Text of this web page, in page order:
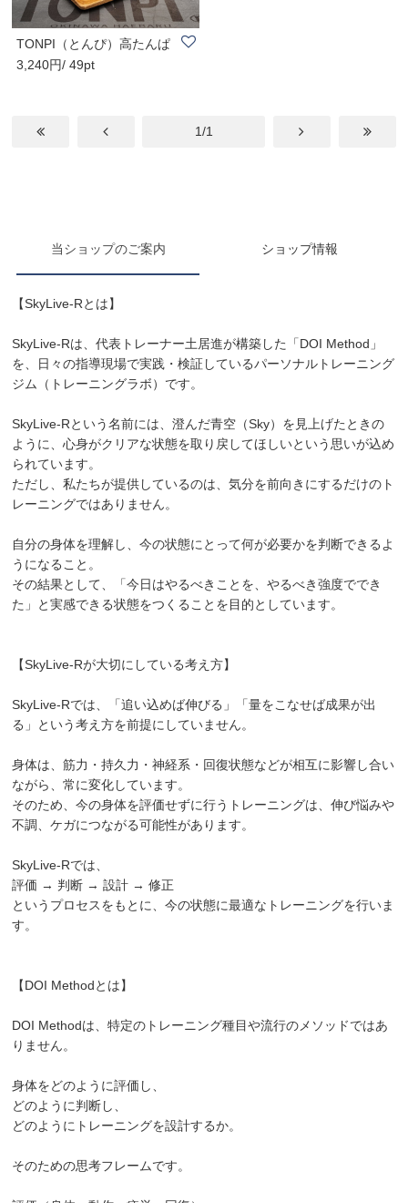
TONPI（とんぴ）高たんぱ
く低糖質食品６..
3,240円/ 49pt
1/1
当ショップのご案内 ショップ情報
【SkyLive-Rとは】
SkyLive-Rは、代表トレーナー土居進が構築した「DOI Method」
を、日々の指導現場で実践・検証しているパーソナルトレーニング
ジム（トレーニングラボ）です。
SkyLive-Rという名前には、澄んだ青空（Sky）を見上げたときの
ように、心身がクリアな状態を取り戻してほしいという思いが込め
られています。
ただし、私たちが提供しているのは、気分を前向きにするだけのト
レーニングではありません。
自分の身体を理解し、今の状態にとって何が必要かを判断できるよ
うになること。
その結果として、「今日はやるべきことを、やるべき強度ででき
た」と実感できる状態をつくることを目的としています。
【SkyLive-Rが大切にしている考え方】
SkyLive-Rでは、「追い込めば伸びる」「量をこなせば成果が出
る」という考え方を前提にしていません。
身体は、筋力・持久力・神経系・回復状態などが相互に影響し合い
ながら、常に変化しています。
そのため、今の身体を評価せずに行うトレーニングは、伸び悩みや
不調、ケガにつながる可能性があります。
SkyLive-Rでは、
評価 → 判断 → 設計 → 修正
というプロセスをもとに、今の状態に最適なトレーニングを行いま
す。
【DOI Methodとは】
DOI Methodは、特定のトレーニング種目や流行のメソッドではあ
りません。
身体をどのように評価し、
どのように判断し、
どのようにトレーニングを設計するか。
そのための思考フレームです。